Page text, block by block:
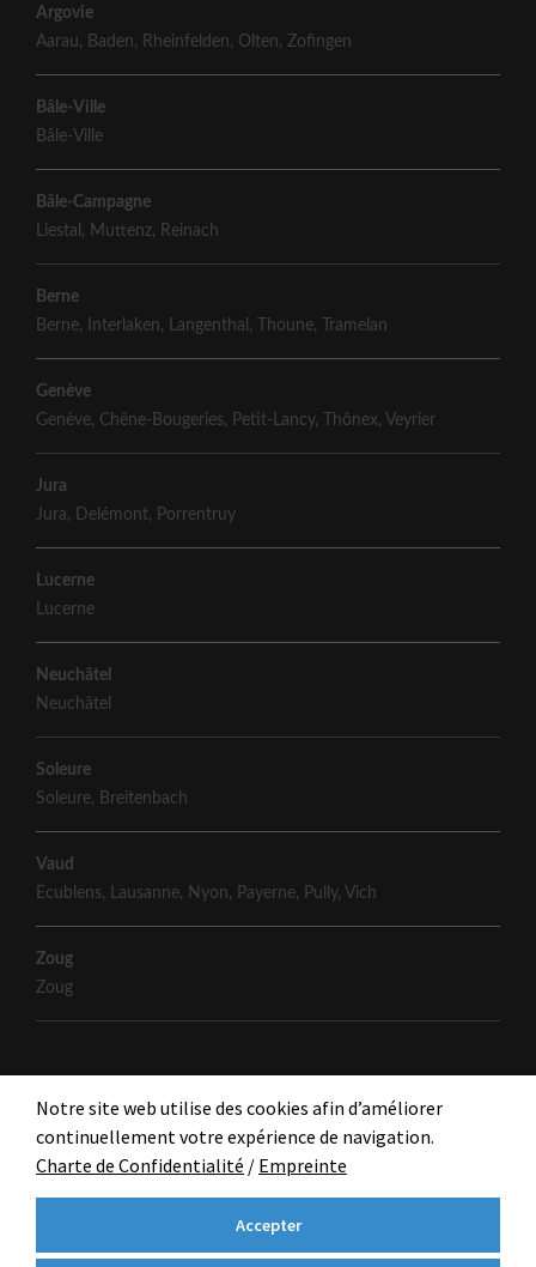
Argovie
Aarau, Baden, Rheinfelden, Olten,Zofingen
Bâle-Ville
Bâle-Ville
Bâle-Campagne
Liestal , Muttenz, Reinach
Berne
Berne, Interlaken, Langenthal , Thoune, Tramelan
Genève
Genève, Chêne-Bougeries, Petit-Lancy, Thônex, Veyrier
Jura
Jura, Delémont, Porrentruy
Lucerne
Lucerne
Neuchâtel
Neuchâtel
Soleure
Soleure, Breitenbach
Vaud
Ecublens, Lausanne, Nyon, Payerne, Pully, Vich
Zoug
Zoug
Notre site web utilise des cookies afin d’améliorer
continuellement votre expérience de navigation.
Charte de Confidentialité / Empreinte
Accepter